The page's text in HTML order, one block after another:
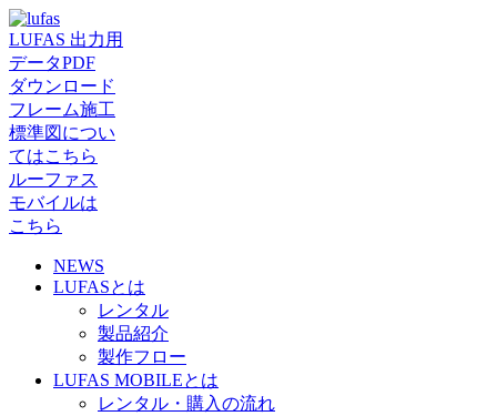
LUFAS 出力用
データPDF
ダウンロード
フレーム施工
標準図につい
てはこちら
ルーファス
モバイルは
こちら
NEWS
LUFASとは
レンタル
製品紹介
製作フロー
LUFAS MOBILEとは
レンタル・購入の流れ